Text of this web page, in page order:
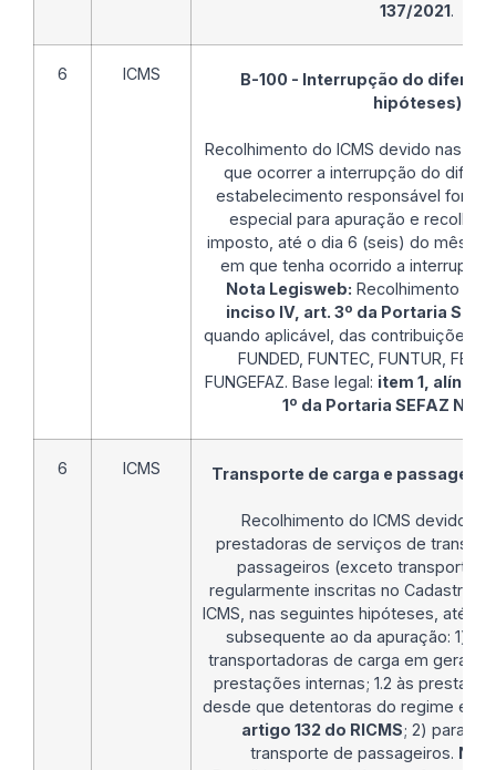
137/2021.
6 ICMS
B-100 - Interrupção do
hipóteses)
Recolhimento do ICMS devido nas
que ocorrer a interrupção do
estabelecimento responsável for
especial para apuração e
imposto, até o dia 6 (seis) do mês
em que tenha ocorrido a
Nota Legisweb: Recolhimento
inciso IV, art. 3º da Portaria
quando aplicável, das contribuições
FUNDED, FUNTEC, FUNTUR,
FUNGEFAZ. Base legal: item 1, alínea
1º da Portaria SEFAZ Nº
6 ICMS Transporte de carga e
Recolhimento do ICMS devido
prestadoras de serviços de
passageiros (exceto transporte
regularmente inscritas no Cadastro
ICMS, nas seguintes hipóteses, até o
subsequente ao da apuração: 1)
transportadoras de carga em geral,
prestações internas; 1.2 às
desde que detentoras do regime
artigo 132 do RICMS; 2) para as
transporte de passageiros.